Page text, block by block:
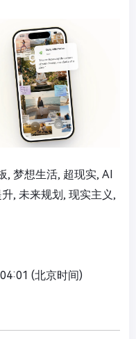
, 梦想生活, 超现实, AI
, 未来规划, 现实主义,
(北京时间)